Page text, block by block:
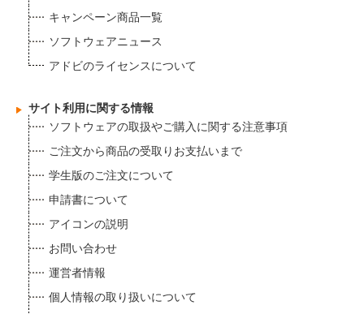
キャンペーン商品一覧
ソフトウェアニュース
アドビのライセンスについて
サイト利用に関する情報
ソフトウェアの取扱やご購入に関する注意事項
ご注文から商品の受取りお支払いまで
学生版のご注文について
申請書について
アイコンの説明
お問い合わせ
運営者情報
個人情報の取り扱いについて